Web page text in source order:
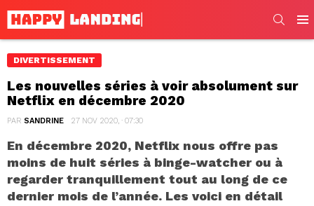
DIVERTISSEMENT
Les nouvelles séries à voir absolument sur
Netflix en décembre 2020
PAR SANDRINE 27 NOV 2020, · 07:30
En décembre 2020, Netflix nous offre pas
moins de huit séries à binge-watcher ou à
regarder tranquillement tout au long de ce
dernier mois de l’année. Les voici en détail